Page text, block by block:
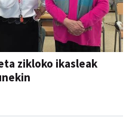
zikloko ikasleak